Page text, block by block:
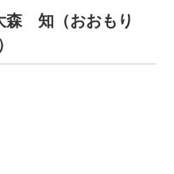
森 知（おおもり